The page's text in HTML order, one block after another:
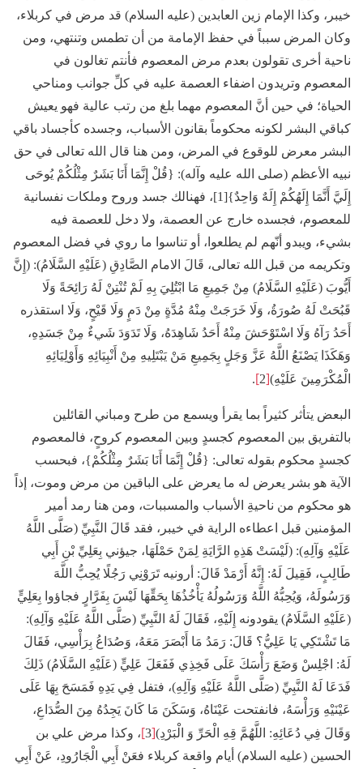
خيبر، وكذا الإمام زين العابدين (عليه السلام) قد مرض في كربلاء،
وكان المرض سبباً في حفظ الإمامة من أن تطمس وتنتهي، ومن
ناحية أخرى تقولون بعدم مرض المعصوم فأنتم تغالون في
المعصوم وتريدون اضفاء العصمة عليه في كلِّ جوانب ومناحي
الحياة؛ في حين أنَّ المعصوم مهما بلغ من رتب عالية فهو يعيش
كباقي البشر لكونه محكوماً بقانون الأسباب، وجسده كأجساد باقي
البشر معرض للوقوع في المرض، ومن هنا قال الله تعالى في حق
نبيه الأعظم (صلى الله عليه وآله): {قُلْ إِنَّمَا أَنَا بَشَرٌ مِثْلُكُمْ يُوحَى
إِلَيَّ أَنَّمَا إِلَهُكُمْ إِلَهٌ وَاحِدٌ}[1]، فهنالك جسد وروح وملكات نفسانية
للمعصوم، فجسده خارج عن العصمة، ولا دخل للعصمة فيه
بشيء، ويبدو أنّهم لم يطلعوا، أو تناسوا ما روي في فضل المعصوم
وتكريمه من قبل الله تعالى، قَالَ الامام الصَّادِقِ (عَلَيْهِ السَّلَامُ): (إِنَّ
أَيُّوبَ (عَلَيْهِ السَّلَامُ) مِنْ جَمِيعِ مَا ابْتُلِيَ بِهِ لَمْ تُنْتِنْ لَهُ رَائِحَةً وَلَا
قَبُحَتْ لَهُ صُورَةُ، وَلَا خَرَجَتْ مِنْهُ مُدَّةٍ مِنْ دَمٍ وَلَا قَيْحٍ، وَلَا استقذره
أَحَدُ رَآهُ وَلَا اسْتَوْحَشَ مِنْهُ أَحَدُ شَاهِدَهُ، وَلَا تَدَوَدَ شَيءٌ مِنْ جَسَدِهِ،
وَهَكَذَا يَصْنَعُ اللَّهُ عَزَّ وَجَلٍ بِجَمِيعِ مَنْ يَبْتَلِيهِ مِنْ أَنْبِيَائِهِ وَأَوْلِيَائِهِ
الْمُكْرَمِينَ عَلَيْهِ)[
2
]
‏.
البعض يتأثر كثيراً بما يقرأ ويسمع من طرح ومباني القائلين
بالتفريق بين المعصوم كجسدٍ وبين المعصوم كروحٍ، فالمعصوم
كجسدٍ محكوم بقوله تعالى: {قُلْ إِنَّمَا أَنَا بَشَرٌ مِثْلُكُمْ}، فبحسب
الآية هو بشر يعرض له ما يعرض على الباقين من مرض وموت، إذاً
هو محكوم من ناحيةِ الأسباب والمسببات، ومن هنا رمد أمير
المؤمنين قبل اعطاءه الراية في خيبر، فقد قَالَ النَّبِيِّ (صَلَّى اللَّهُ
عَلَيْهِ وَآلِهِ): (لَيْسَتْ هَذِهِ الرَّايَةِ لِمَنْ حَمْلَهَا، جيؤني بِعَلِيِّ بْنِ أَبِي
طَالِبٍ، فَقِيلَ لَهُ: إِنَّهُ أَرْمَدْ قَالَ: أرونيه تَرَوْنِي رَجُلًا يُحِبُّ اللَّهَ
وَرَسُولَهُ، وَيُحِبُّهُ اللَّهُ وَرَسُولُهُ يَأْخُذُهَا بِحَقِّهَا لَيْسَ بِفَرَّارٍ فجاؤوا بِعَلِيٍّ
(عَلَيْهِ السَّلَامُ) يقودونه إِلَيْهِ، فَقَالَ لَهُ النَّبِيِّ (صَلَّى اللَّهُ عَلَيْهِ وَآلِهِ):
مَا تَشْتَكِي يَا عَلِيُّ؟ قَالَ: رَمَدُ مَا أَبْصَرَ مَعَهُ، وَصُدَاعُ بِرَأْسِي، فَقَالَ
لَهُ: اجْلِسْ وَضَعَ رَأْسَكَ عَلَى فَخِذِي فَفَعَلَ عَلِيٍّ (عَلَيْهِ السَّلَامُ) ذَلِكَ
فَدَعَا لَهُ النَّبِيِّ (صَلَّى اللَّهُ عَلَيْهِ وَآلِهِ)، فتفل فِي يَدِهِ فَمَسَحَ بِهَا عَلَى
عَيْنَيْهِ وَرَأْسَهُ، فانفتحت عَيْنَاهُ، وَسَكَنَ مَا كَانَ يَجِدُهُ مِنَ الصُّدَاعِ،
وَقَالَ فِي دُعَائِهِ: اللَّهُمَّ قِهِ الْحَرِّ وَ الْبَرْدِ)[
3
]، وكذا مرض علي بن
الحسين (عليه السلام) أيام واقعة كربلاء فعَنْ أَبِي الْجَارُودِ، عَنْ أَبِي